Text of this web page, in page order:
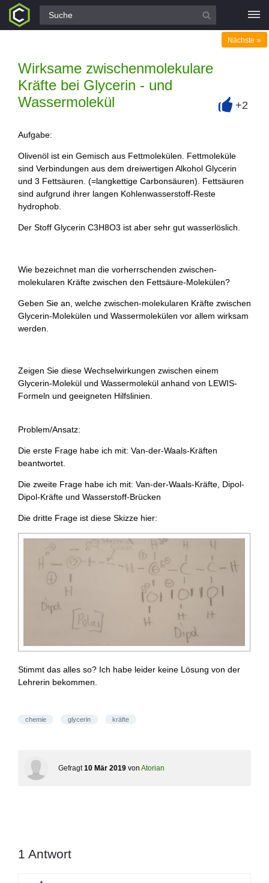
Alle Fragen
Wirksame zwischenmolekulare
Kräfte bei Glycerin - und
Wassermolekül
Nächste »
+2
Aufgabe:
Olivenöl ist ein Gemisch aus Fettmolekülen. Fettmoleküle
sind Verbindungen aus dem dreiwertigen Alkohol Glycerin
und 3 Fettsäuren. (=langkettige Carbonsäuren). Fettsäuren
sind aufgrund ihrer langen Kohlenwasserstoff-Reste
hydrophob.
Der Stoff Glycerin C3H8O3 ist aber sehr gut wasserlöslich.
Wie bezeichnet man die vorherrschenden zwischen-
molekularen Kräfte zwischen den Fettsäure-Molekülen?
Geben Sie an, welche zwischen-molekularen Kräfte zwischen
Glycerin-Molekülen und Wassermolekülen vor allem wirksam
werden.
Zeigen Sie diese Wechselwirkungen zwischen einem
Glycerin-Molekül und Wassermolekül anhand von LEWIS-
Formeln und geeigneten Hilfslinien.
Problem/Ansatz:
Die erste Frage habe ich mit: Van-der-Waals-Kräften
beantwortet.
Die zweite Frage habe ich mit: Van-der-Waals-Kräfte, Dipol-
Dipol-Kräfte und Wasserstoff-Brücken
Die dritte Frage ist diese Skizze hier:
Stimmt das alles so? Ich habe leider keine Lösung von der
Lehrerin bekommen.
chemie glycerin kräfte
Gefragt 10 Mär 2019 von Atorian
1 Antwort